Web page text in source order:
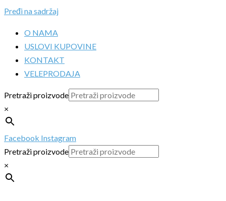
Pređi na sadržaj
O NAMA
USLOVI KUPOVINE
KONTAKT
VELEPRODAJA
Pretraži proizvode
×
Facebook Instagram
Pretraži proizvode
×